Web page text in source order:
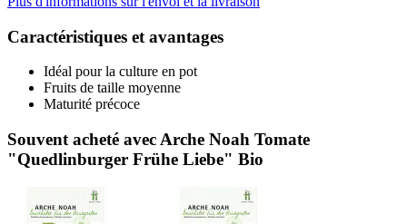
Caractéristiques et avantages
Idéal pour la culture en pot
Fruits de taille moyenne
Maturité précoce
Souvent acheté avec Arche Noah Tomate
"Quedlinburger Frühe Liebe" Bio